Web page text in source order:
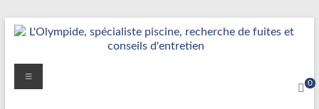
Aller
au
Détection
0
Menu